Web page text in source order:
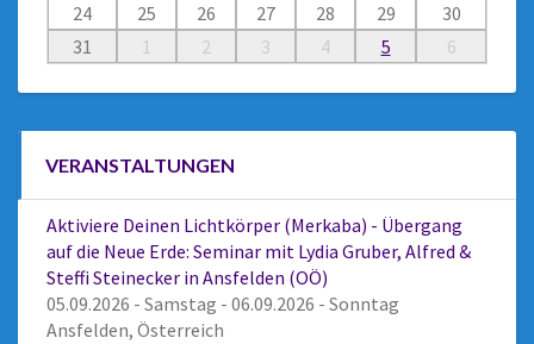
24
25 26 27 28 29
30
31
1 2 3 4 5 6
VERANSTALTUNGEN
Aktiviere Deinen Lichtkörper (Merkaba) - Übergang
auf die Neue Erde: Seminar mit Lydia Gruber, Alfred &
Steffi Steinecker in Ansfelden (OÖ)
05.09.2026 - Samstag - 06.09.2026 - Sonntag
Ansfelden, Österreich